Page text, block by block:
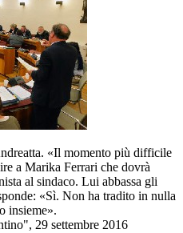
«Il momento più difficile
a Marika Ferrari che dovrà
al sindaco. Lui abbassa gli
«Sì. Non ha tradito in nulla
insieme».
29 settembre 2016